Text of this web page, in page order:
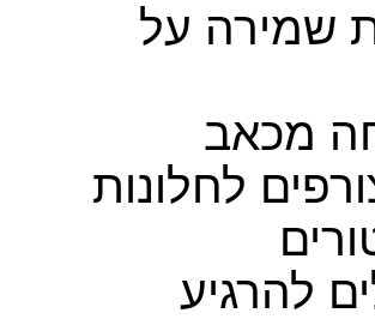
שמירה על
מכאב
לחלונות
להרגיע